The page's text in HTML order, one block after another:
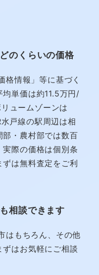
のくらいの価格
格情報」等に基づく
単価は約11.5万円/
ュームゾーンは
戸線の駅周辺は相
・農村部では数百
際の価格は個別条
は無料査定をご利
相談できます
はもちろん、その他
はお気軽にご相談